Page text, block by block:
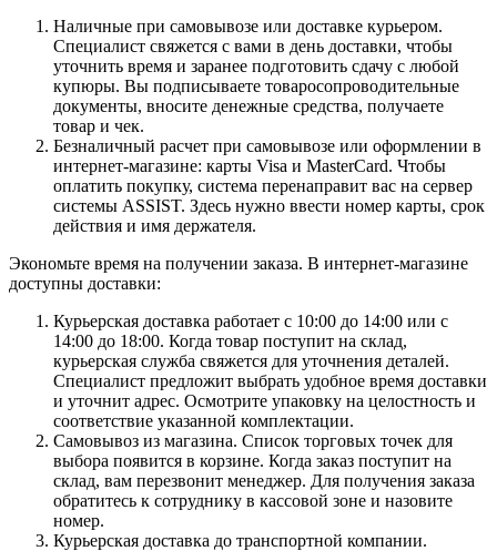
Наличные при самовывозе или доставке курьером.
Специалист свяжется с вами в день доставки, чтобы
уточнить время и заранее подготовить сдачу с любой
купюры. Вы подписываете товаросопроводительные
документы, вносите денежные средства, получаете
товар и чек.
Безналичный расчет при самовывозе или оформлении в
интернет-магазине: карты Visa и MasterCard. Чтобы
оплатить покупку, система перенаправит вас на сервер
системы ASSIST. Здесь нужно ввести номер карты, срок
действия и имя держателя.
Экономьте время на получении заказа. В интернет-магазине
доступны доставки:
Курьерская доставка работает с 10:00 до 14:00 или с
14:00 до 18:00. Когда товар поступит на склад,
курьерская служба свяжется для уточнения деталей.
Специалист предложит выбрать удобное время доставки
и уточнит адрес. Осмотрите упаковку на целостность и
соответствие указанной комплектации.
Самовывоз из магазина. Список торговых точек для
выбора появится в корзине. Когда заказ поступит на
склад, вам перезвонит менеджер. Для получения заказа
обратитесь к сотруднику в кассовой зоне и назовите
номер.
Курьерская доставка до транспортной компании.